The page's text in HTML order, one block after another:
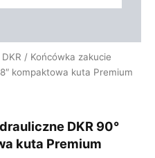
DKR / Końcówka zakucie
kompaktowa kuta Premium
DKR 90°
kuta Premium